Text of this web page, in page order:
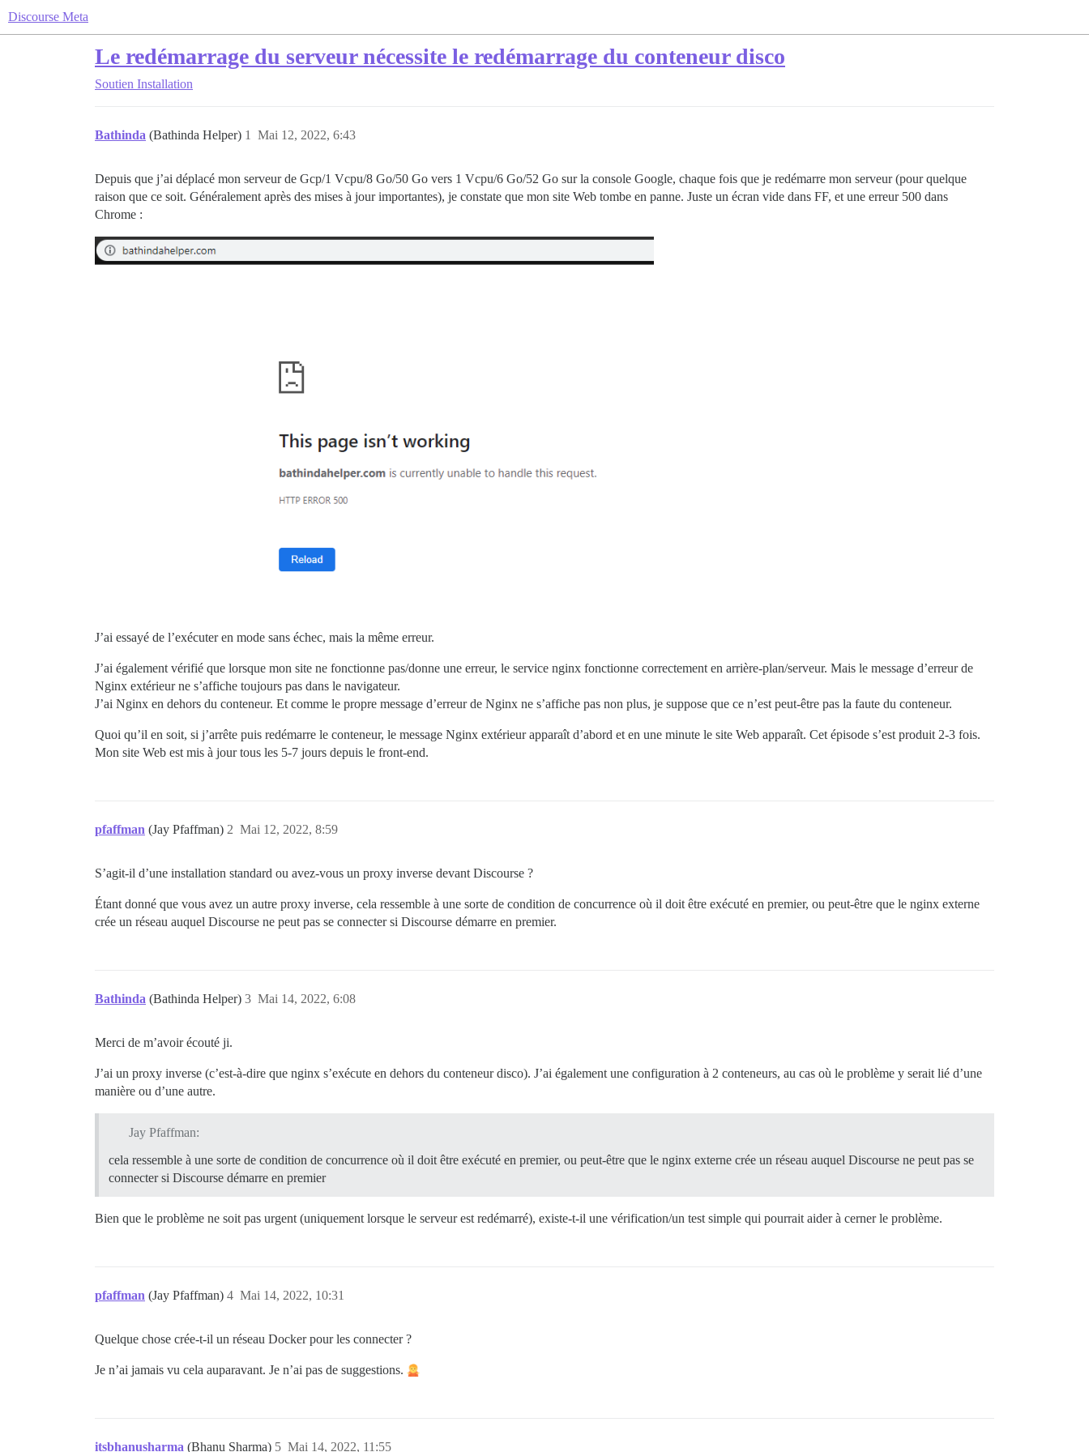
Discourse Meta
Le redémarrage du serveur nécessite le redémarrage du conteneur disco
Soutien Installation
Bathinda (Bathinda Helper) Mai 12, 2022, 6:43
1
Depuis que j’ai déplacé mon serveur de Gcp/1 Vcpu/8 Go/50 Go vers 1 Vcpu/6 Go/52 Go sur la console Google, chaque fois que je redémarre mon serveur (pour quelque
raison que ce soit. Généralement après des mises à jour importantes), je constate que mon site Web tombe en panne. Juste un écran vide dans FF, et une erreur 500 dans
Chrome :
J’ai essayé de l’exécuter en mode sans échec, mais la même erreur.
J’ai également vérifié que lorsque mon site ne fonctionne pas/donne une erreur, le service nginx fonctionne correctement en arrière-plan/serveur. Mais le message d’erreur de
Nginx extérieur ne s’affiche toujours pas dans le navigateur.
J’ai Nginx en dehors du conteneur. Et comme le propre message d’erreur de Nginx ne s’affiche pas non plus, je suppose que ce n’est peut-être pas la faute du conteneur.
Quoi qu’il en soit, si j’arrête puis redémarre le conteneur, le message Nginx extérieur apparaît d’abord et en une minute le site Web apparaît. Cet épisode s’est produit 2-3 fois.
Mon site Web est mis à jour tous les 5-7 jours depuis le front-end.
pfaffman (Jay Pfaffman) Mai 12, 2022, 8:59
2
S’agit-il d’une installation standard ou avez-vous un proxy inverse devant Discourse ?
Étant donné que vous avez un autre proxy inverse, cela ressemble à une sorte de condition de concurrence où il doit être exécuté en premier, ou peut-être que le nginx externe
crée un réseau auquel Discourse ne peut pas se connecter si Discourse démarre en premier.
Bathinda (Bathinda Helper) Mai 14, 2022, 6:08
3
Merci de m’avoir écouté ji.
J’ai un proxy inverse (c’est-à-dire que nginx s’exécute en dehors du conteneur disco). J’ai également une configuration à 2 conteneurs, au cas où le problème y serait lié d’une
manière ou d’une autre.
Jay Pfaffman:
cela ressemble à une sorte de condition de concurrence où il doit être exécuté en premier, ou peut-être que le nginx externe crée un réseau auquel Discourse ne peut pas se
connecter si Discourse démarre en premier
Bien que le problème ne soit pas urgent (uniquement lorsque le serveur est redémarré), existe-t-il une vérification/un test simple qui pourrait aider à cerner le problème.
pfaffman (Jay Pfaffman) Mai 14, 2022, 10:31
4
Quelque chose crée-t-il un réseau Docker pour les connecter ?
Je n’ai jamais vu cela auparavant. Je n’ai pas de suggestions.
itsbhanusharma (Bhanu Sharma) Mai 14, 2022, 11:55
5